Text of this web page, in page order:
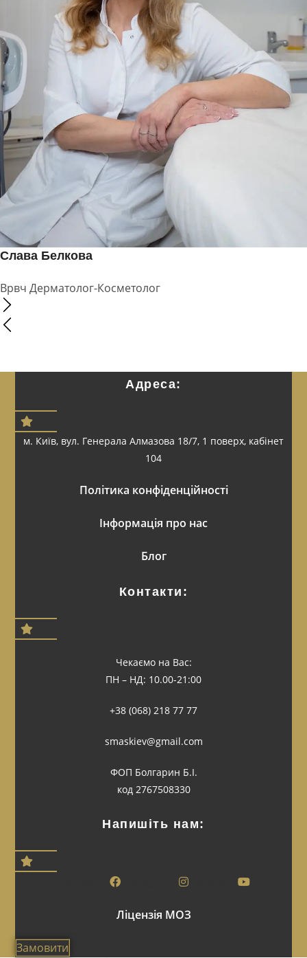
Слава Белкова
Врвч Дерматолог-Косметолог
Адреса:
м. Київ, вул. Генерала Алмазова 18/7, 1 поверх, кабінет
104
Політика конфіденційності
Інформація про нас
Блог
Контакти:
Чекаємо на Вас:
ПН – НД: 10.00-21:00
+38 (068) 218 77 77
smaskiev@gmail.com
ФОП Болгарин Б.І.
код 2767508330
Напишіть нам:
Ліцензія МОЗ
Замовити